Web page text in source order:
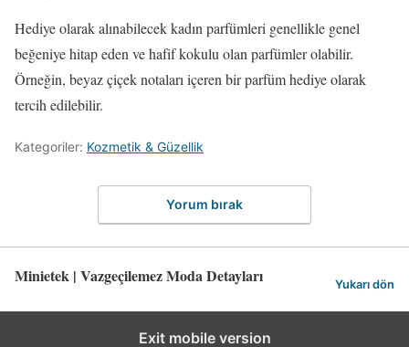
Hediye olarak alınabilecek kadın parfümleri genellikle genel
beğeniye hitap eden ve hafif kokulu olan parfümler olabilir.
Örneğin, beyaz çiçek notaları içeren bir parfüm hediye olarak
tercih edilebilir.
Kategoriler: Kozmetik & Güzellik
Yorum bırak
Minietek | Vazgeçilemez Moda Detayları Yukarı dön
Exit mobile version